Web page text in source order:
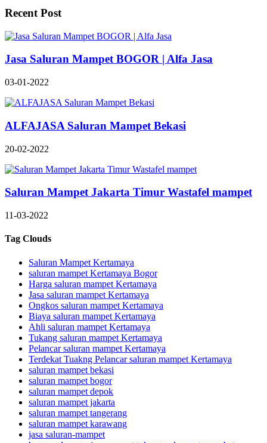
Recent Post
Jasa Saluran Mampet BOGOR | Alfa Jasa
03-01-2022
ALFAJASA Saluran Mampet Bekasi
20-02-2022
Saluran Mampet Jakarta Timur Wastafel mampet
11-03-2022
Tag Clouds
Saluran Mampet Kertamaya
saluran mampet Kertamaya Bogor
Harga saluran mampet Kertamaya
Jasa saluran mampet Kertamaya
Ongkos saluran mampet Kertamaya
Biaya saluran mampet Kertamaya
Ahli saluran mampet Kertamaya
Tukang saluran mampet Kertamaya
Pelancar saluran mampet Kertamaya
Terdekat Tuakng Pelancar saluran mampet Kertamaya
saluran mampet bekasi
saluran mampet bogor
saluran mampet depok
saluran mampet jakarta
saluran mampet tangerang
saluran mampet karawang
jasa saluran-mampet